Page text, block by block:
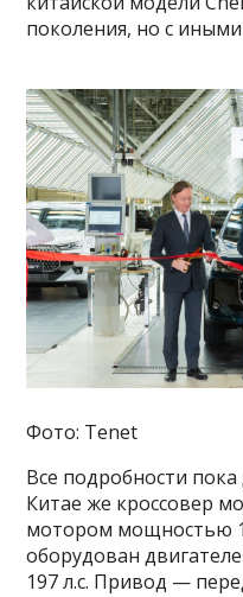
поколения, но с
Фото: Tenet
Все подробности пока
Китае же кроссовер
мотором мощностью
оборудован
197 л.с. Привод —